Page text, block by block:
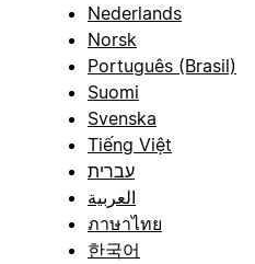
Nederlands
Norsk
Português (Brasil)
Suomi
Svenska
Tiếng Việt
עברית
العربية
ภาษาไทย
한국어